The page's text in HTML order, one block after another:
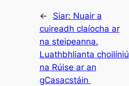
← Siar: Nuair a
cuireadh claíocha ar
na steipeanna.
Luathbhlianta choilíniú
na Rúise ar an
gCasacstáin